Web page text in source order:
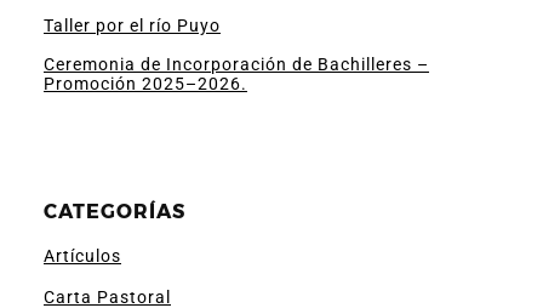
Taller por el río Puyo
Ceremonia de Incorporación de Bachilleres –
Promoción 2025–2026.
CATEGORÍAS
Artículos
Carta Pastoral